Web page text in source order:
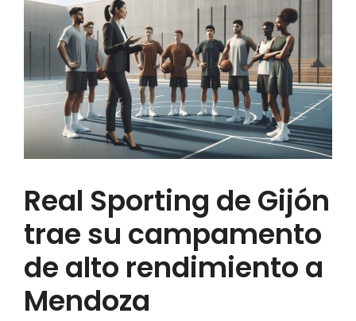
Real Sporting de Gijón
trae su campamento
de alto rendimiento a
Mendoza